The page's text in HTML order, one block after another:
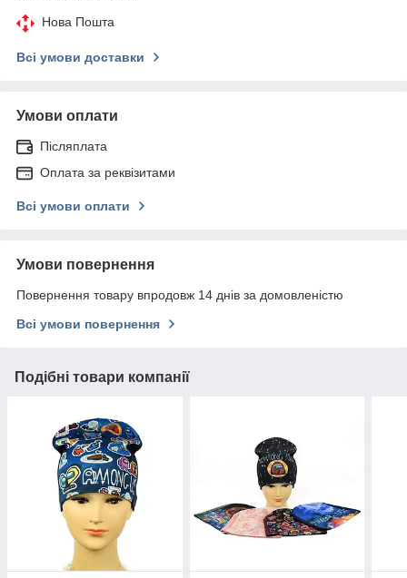
Нова Пошта
Всі умови доставки
Умови оплати
Післяплата
Оплата за реквізитами
Всі умови оплати
Умови повернення
Повернення товару впродовж 14 днів за домовленістю
Всі умови повернення
Подібні товари компанії